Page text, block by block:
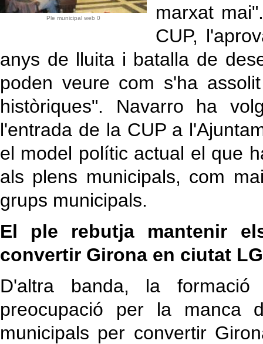
Ple municipal web 0
marxat
CUP,
anys de lluita i batalla de
poden veure com s'ha
històriques". Navarro ha
l'entrada de la CUP a
el model polític actual el que
als plens municipals, com
grups municipals.
El ple rebutja mantenir
convertir Girona en ciutat
D'altra banda, la formació
preocupació per la manca
municipals per convertir